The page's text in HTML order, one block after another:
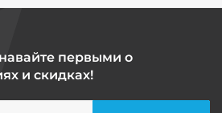
первыми о
и скидках!